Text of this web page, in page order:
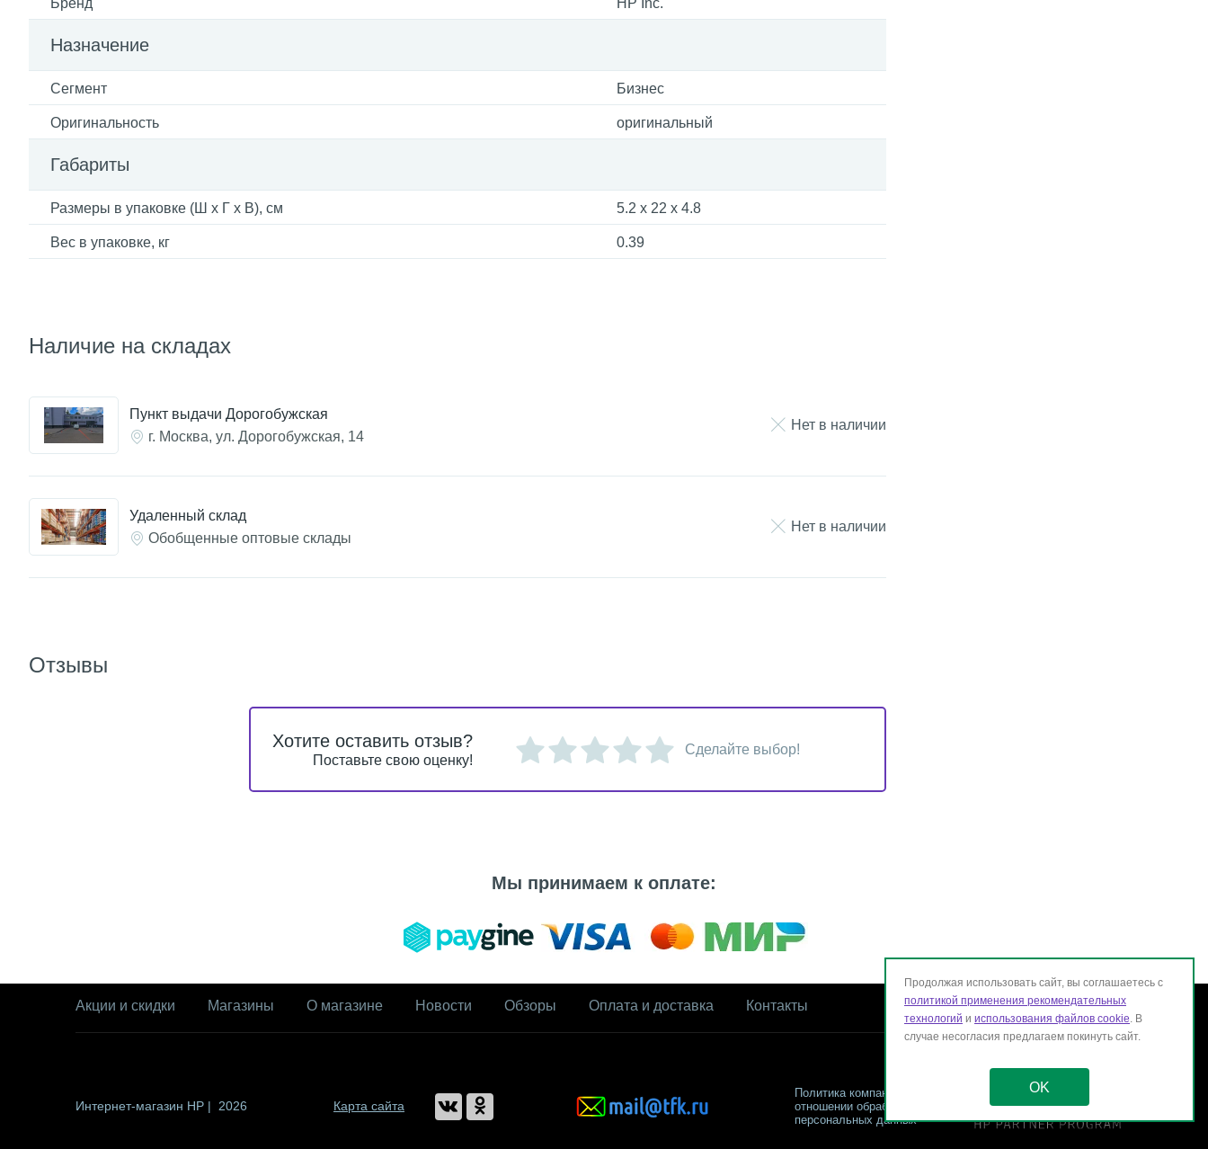
Бренд HP Inc.
Назначение
Сегмент Бизнес
Оригинальность оригинальный
Габариты
Размеры в упаковке (Ш x Г x В), см 5.2 x 22 x 4.8
Вес в упаковке, кг 0.39
Наличие на складах
Пункт выдачи Дорогобужская
г. Москва, ул. Дорогобужская, 14
Нет в наличии
Удаленный склад
Обобщенные оптовые склады
Нет в наличии
Отзывы
Хотите оставить отзыв?
Поставьте свою оценку!
Сделайте выбор!
Мы принимаем к оплате:
Акции и скидки Магазины О магазине Новости Обзоры Оплата и доставка Контакты
Интернет-магазин HP | 2026 Карта сайта
Политика компании в
отношении обработки
персональных данных
Продолжая использовать сайт, вы соглашаетесь с
политикой применения рекомендательных
технологий и использования файлов cookie. В
случае несогласия предлагаем покинуть сайт.
OK